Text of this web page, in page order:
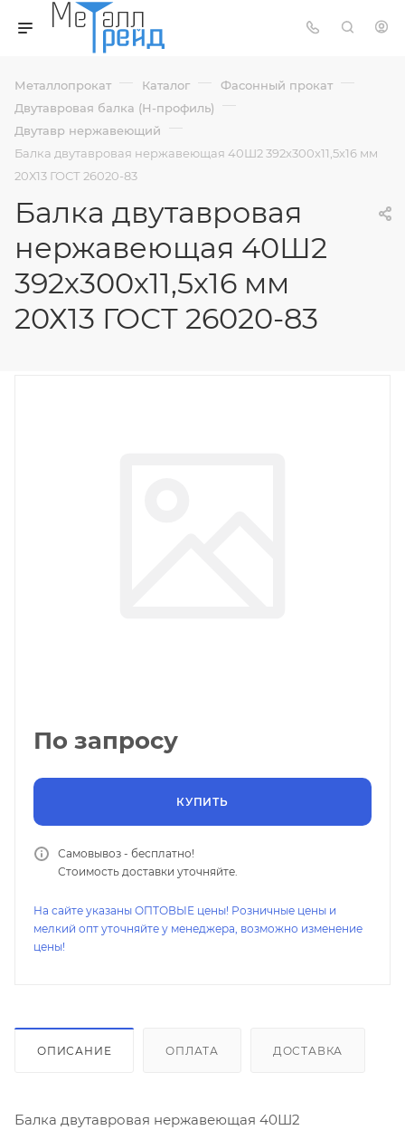
Металлопрокат — Каталог — Фасонный прокат —
Двутавровая балка (Н-профиль) —
Двутавр нержавеющий —
Балка двутавровая нержавеющая 40Ш2 392х300х11,5х16 мм
20Х13 ГОСТ 26020-83
Балка двутавровая
нержавеющая 40Ш2
392х300х11,5х16 мм
20Х13 ГОСТ 26020-83
По запросу
КУПИТЬ
Самовывоз - бесплатно!
Стоимость доставки уточняйте.
На сайте указаны ОПТОВЫЕ цены! Розничные цены и
мелкий опт уточняйте у менеджера, возможно изменение
цены!
ОПИСАНИЕ ОПЛАТА ДОСТАВКА
Балка двутавровая нержавеющая 40Ш2